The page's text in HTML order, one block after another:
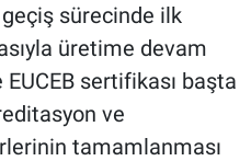
sürecinde ilk
üretime devam
sertifikası başta
ve
tamamlanması